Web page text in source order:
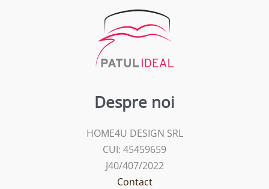
Despre noi
HOME4U DESIGN SRL
CUI: 45459659
J40/407/2022
Contact